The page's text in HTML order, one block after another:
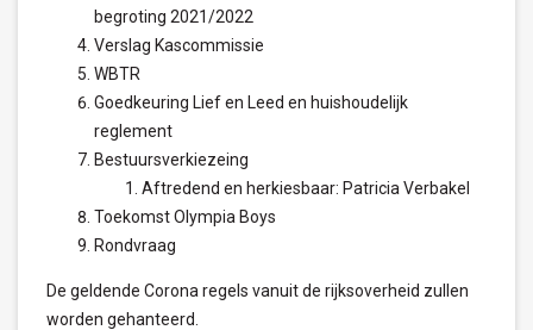
begroting 2021/2022
Verslag Kascommissie
WBTR
Goedkeuring Lief en Leed en huishoudelijk
reglement
Bestuursverkiezeing
Aftredend en herkiesbaar: Patricia Verbakel
Toekomst Olympia Boys
Rondvraag
De geldende Corona regels vanuit de rijksoverheid zullen
worden gehanteerd.